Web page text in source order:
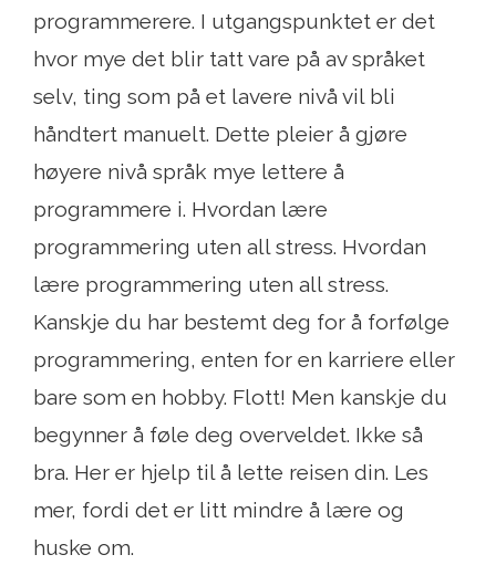
programmerere. I utgangspunktet er det
hvor mye det blir tatt vare på av språket
selv, ting som på et lavere nivå vil bli
håndtert manuelt. Dette pleier å gjøre
høyere nivå språk mye lettere å
programmere i. Hvordan lære
programmering uten all stress. Hvordan
lære programmering uten all stress.
Kanskje du har bestemt deg for å forfølge
programmering, enten for en karriere eller
bare som en hobby. Flott! Men kanskje du
begynner å føle deg overveldet. Ikke så
bra. Her er hjelp til å lette reisen din. Les
mer, fordi det er litt mindre å lære og
huske om.